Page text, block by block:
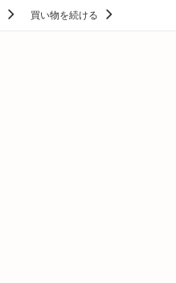
買い物を続ける